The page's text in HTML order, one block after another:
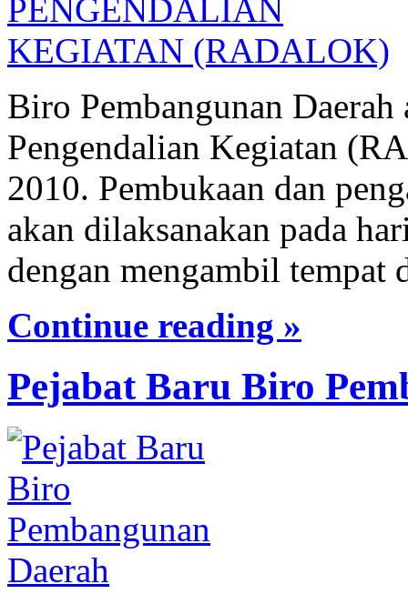
Biro Pembangunan
Pengendalian Kegiatan
2010. Pembukaan dan
akan dilaksanakan pada
dengan mengambil
Continue reading »
Pejabat Baru Biro